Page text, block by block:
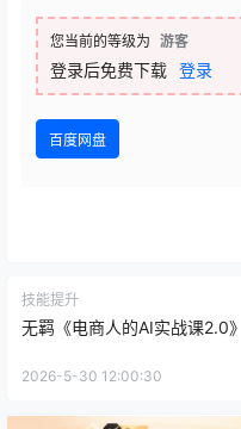
您当前的等级为 游客
登录后免费下载 登录
百度网盘
技能提升
无羁《电商人的AI实战课2.0》
2026-5-30 12:00:30